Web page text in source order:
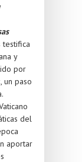
testifica
y
por
un paso
del
aportar